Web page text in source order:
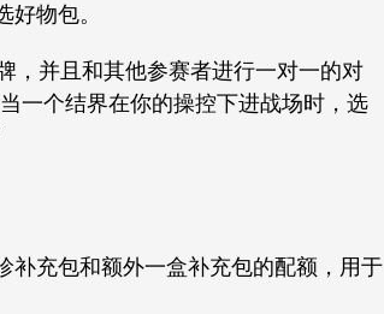
物包。
，并且和其他参赛者进行一对一的对
一个结界在你的操控下进战场时，选
补充包和额外一盒补充包的配额，用于